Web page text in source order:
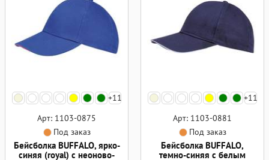
+11
Арт: 1103-0875
Под заказ
Бейсболка BUFFALO, ярко-
синяя (royal) с неоново-
+11
Арт: 1103-0881
Под заказ
Бейсболка BUFFALO,
темно-синяя с белым